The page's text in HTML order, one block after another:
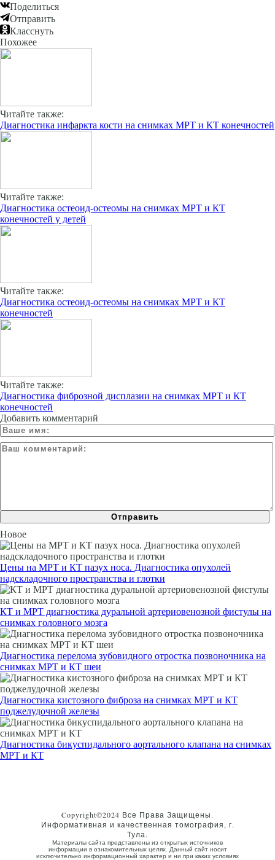
Поделиться
Отправить
Класснуть
Похожее
Читайте также:
Диагностика инфаркта кости на снимках МРТ и КТ конечностей
Читайте также:
Диагностика остеоид-остеомы на снимках МРТ и КТ
конечностей у детей
Читайте также:
Диагностика остеоид-остеомы на снимках МРТ и КТ
конечностей
Читайте также:
Диагностика фиброзной дисплазии на снимках МРТ и КТ
конечностей
Добавить комментарий
Новое
Цены на МРТ и КТ пазух носа. Диагностика опухолей
надскладочного пространства и глотки
КТ и МРТ диагностика дуральной артериовенозной фистулы на
снимках головного мозга
Диагностика перелома зубовидного отростка позвоночника на
снимках МРТ и КТ шеи
Диагностика кистозного фиброза на снимках МРТ и КТ
поджелудочной железы
Диагностика бикуспидального аортального клапана на снимках
МРТ и КТ
Copyright©2024 Все Права Защищены.
Информативная и качественная томография, г.
Тула.
Материалы сайта представлены из открытых источников
информации в ознакомительных целях. Данный сайт носит
исключительно информационный характер и ни при каких условиях